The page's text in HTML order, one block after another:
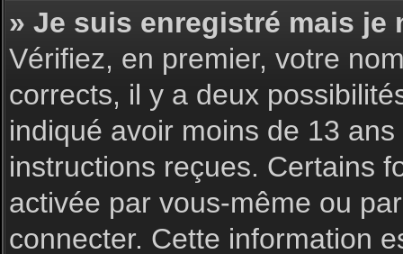
» Je suis enregistré mais je
Vérifiez, en premier, votre
corrects, il y a deux
indiqué avoir moins de 13
instructions reçues. Certains
activée par vous-même ou
connecter. Cette information